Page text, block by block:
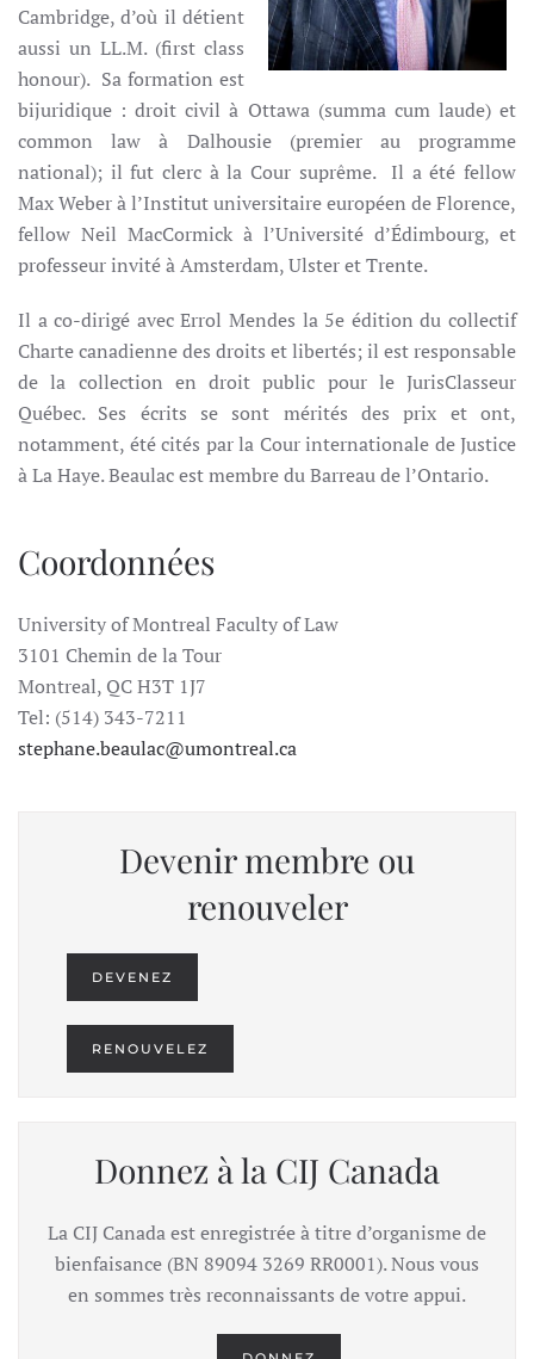
Cambridge, d’où il détient
aussi un LL.M. (first class
honour). Sa formation est
bijuridique : droit civil à Ottawa (summa cum laude) et
common law à Dalhousie (premier au programme
national); il fut clerc à la Cour suprême. Il a été fellow
Max Weber à l’Institut universitaire européen de Florence,
fellow Neil MacCormick à l’Université d’Édimbourg, et
professeur invité à Amsterdam, Ulster et Trente.
Il a co-dirigé avec Errol Mendes la 5e édition du collectif
Charte canadienne des droits et libertés; il est responsable
de la collection en droit public pour le JurisClasseur
Québec. Ses écrits se sont mérités des prix et ont,
notamment, été cités par la Cour internationale de Justice
à La Haye. Beaulac est membre du Barreau de l’Ontario.
Coordonnées
University of Montreal Faculty of Law
3101 Chemin de la Tour
Montreal, QC H3T 1J7
Tel: (514) 343-7211
stephane.beaulac@umontreal.ca
Devenir membre ou
renouveler
DEVENEZ
RENOUVELEZ
Donnez à la CIJ Canada
La CIJ Canada est enregistrée à titre d’organisme de
bienfaisance (BN 89094 3269 RR0001). Nous vous
en sommes très reconnaissants de votre appui.